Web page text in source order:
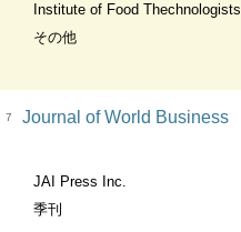
Institute of Food Thechnologists
その他
7 Journal of World Business
JAI Press Inc.
季刊